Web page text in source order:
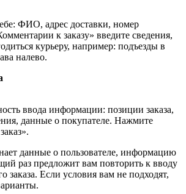
ФИО, адрес доставки, номер
к заказу» введите сведения,
курьеру, например: подъезды в
налево.
ввода информации: позиции заказа,
данные о покупателе. Нажмите
данные о пользователе, информацию
раз предложит вам повторить к вводу
заказа. Если условия вам не подходят,